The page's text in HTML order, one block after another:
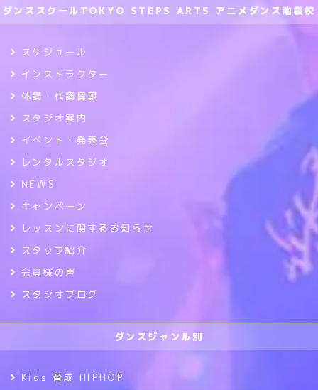
ダンススクールTOKYO STEPS ARTS アニメダンス池袋校
スケジュール
インストラクター
休講・代講情報
スタジオ案内
イベント・発表会
レンタルスタジオ
NEWS
キャンペーン
レッスンに関するお知らせ
スタッフ紹介
会員様の声
スタジオブログ
ダンスジャンル別
Kids 育成 HIPHOP